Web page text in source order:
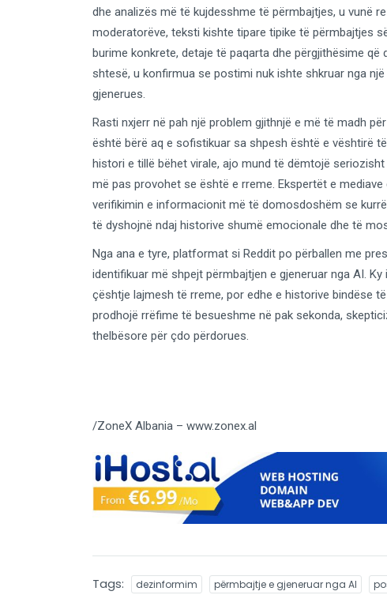
dhe analizës më të kujdesshme të përmbajtjes, u vunë
moderatorëve, teksti kishte tipare tipike të përmbajtjes
burime konkrete, detaje të paqarta dhe përgjithësime që
shtesë, u konfirmua se postimi nuk ishte shkruar nga
gjenerues.
Rasti nxjerr në pah një problem gjithnjë e më të madh
është bërë aq e sofistikuar sa shpesh është e vështirë
histori e tillë bëhet virale, ajo mund të dëmtojë
më pas provohet se është e rreme. Ekspertët e
verifikimin e informacionit më të domosdoshëm se
të dyshojnë ndaj historive shumë emocionale dhe të
Nga ana e tyre, platformat si Reddit po përballen me
identifikuar më shpejt përmbajtjen e gjeneruar nga AI.
çështje lajmesh të rreme, por edhe e historive bindëse
prodhojë rrëfime të besueshme në pak sekonda,
thelbësore për çdo përdorues.
/ZoneX Albania – www.zonex.al
Tags: dezinformim përmbajtje e gjeneruar nga AI